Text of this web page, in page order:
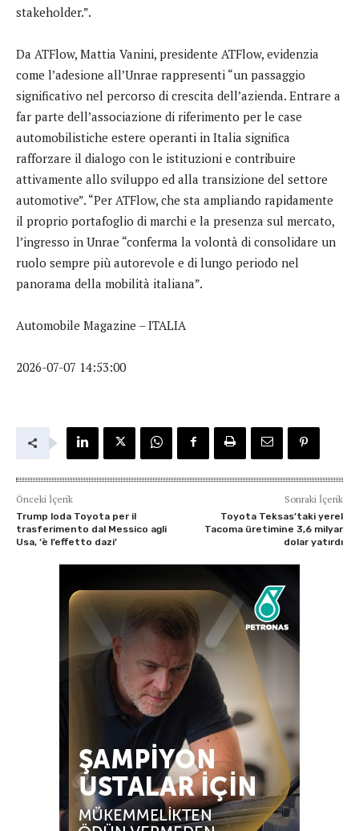
stakeholder.”.
Da ATFlow, Mattia Vanini, presidente ATFlow, evidenzia
come l’adesione all’Unrae rappresenti “un passaggio
significativo nel percorso di crescita dell’azienda. Entrare a
far parte dell’associazione di riferimento per le case
automobilistiche estere operanti in Italia significa
rafforzare il dialogo con le istituzioni e contribuire
attivamente allo sviluppo ed alla transizione del settore
automotive”. “Per ATFlow, che sta ampliando rapidamente
il proprio portafoglio di marchi e la presenza sul mercato,
l’ingresso in Unrae “conferma la volontà di consolidare un
ruolo sempre più autorevole e di lungo periodo nel
panorama della mobilità italiana”.
Automobile Magazine – ITALIA
2026-07-07 14:53:00
Önceki İçerik
Trump loda Toyota per il
trasferimento dal Messico agli
Usa, ‘è l’effetto dazi’
Sonraki İçerik
Toyota Teksas’taki yerel
Tacoma üretimine 3,6 milyar
dolar yatırdı